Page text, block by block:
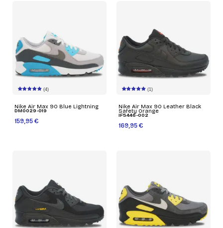
(4)
Nike Air Max 90 Blue Lightning
DM0029-019
159,95 €
(1)
Nike Air Max 90 Leather Black
Safety Orange
IF5446-002
169,95 €